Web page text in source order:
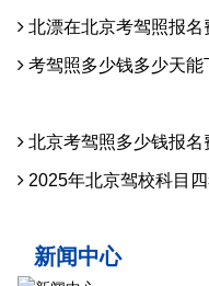
北漂在北京考驾照报名
考驾照多少钱多少天能
北京考驾照多少钱报名
2025年北京驾校科目
新闻中心